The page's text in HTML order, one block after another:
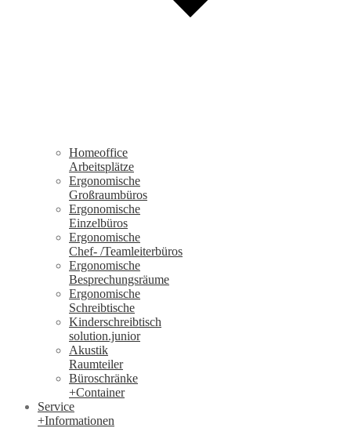
Homeoffice
Arbeitsplätze
Ergonomische
Großraumbüros
Ergonomische
Einzelbüros
Ergonomische
Chef- /Teamleiterbüros
Ergonomische
Besprechungsräume
Ergonomische
Schreibtische
Kinderschreibtisch
solution.junior
Akustik
Raumteiler
Büroschränke
+Container
Service
+Informationen